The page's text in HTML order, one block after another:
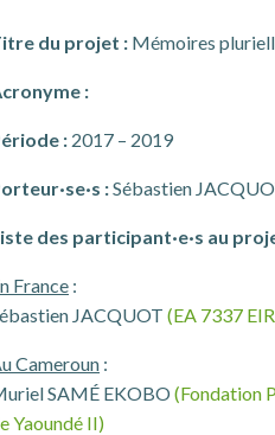
du projet : Mémoires
:
: 2017 – 2019
:Sébastien
des participant·e·s au
France :
JACQUOT(EA 7337
Cameroun :
SAMÉ EKOBO(Fondation
Yaoundé II)